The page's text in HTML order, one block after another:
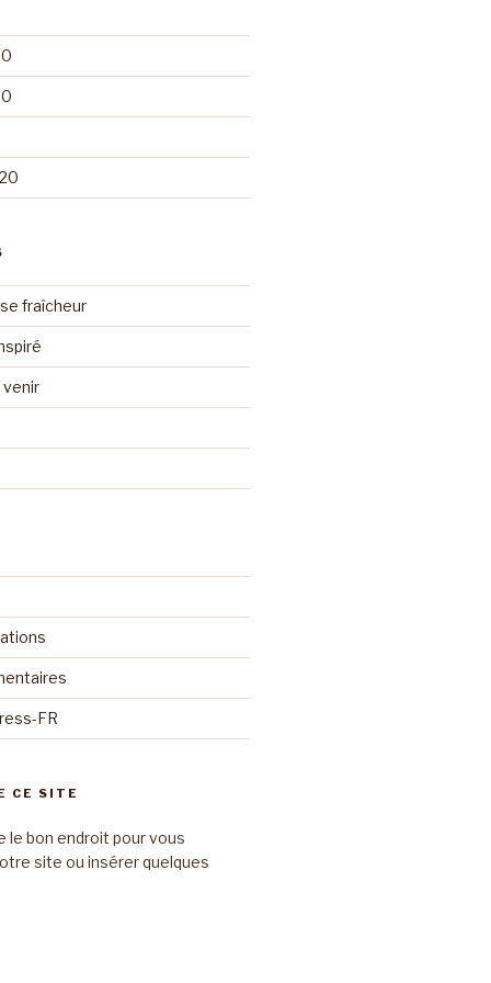
fraîcheur
FR
CE SITE
le bon endroit pour vous
site ou insérer quelques